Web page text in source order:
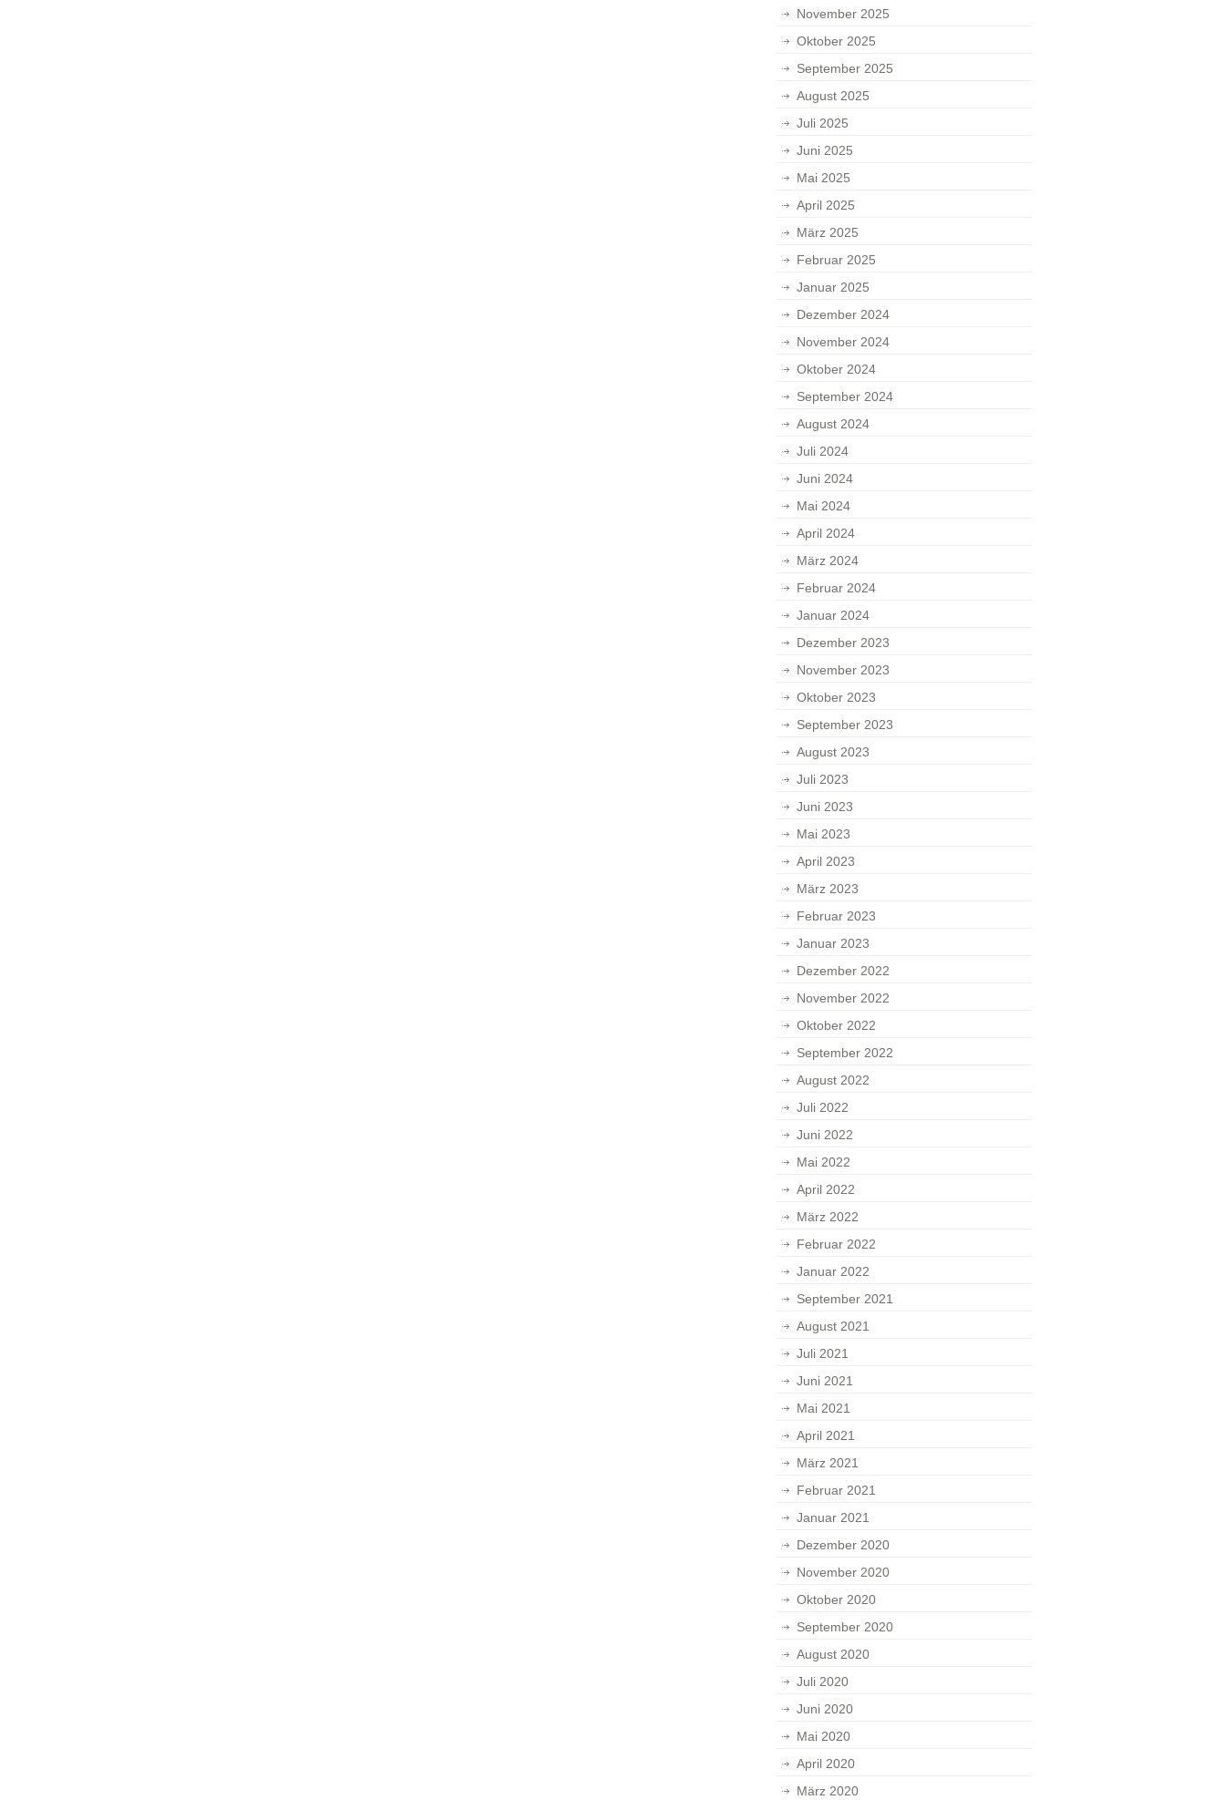
November 2025
Oktober 2025
September 2025
August 2025
Juli 2025
Juni 2025
Mai 2025
April 2025
März 2025
Februar 2025
Januar 2025
Dezember 2024
November 2024
Oktober 2024
September 2024
August 2024
Juli 2024
Juni 2024
Mai 2024
April 2024
März 2024
Februar 2024
Januar 2024
Dezember 2023
November 2023
Oktober 2023
September 2023
August 2023
Juli 2023
Juni 2023
Mai 2023
April 2023
März 2023
Februar 2023
Januar 2023
Dezember 2022
November 2022
Oktober 2022
September 2022
August 2022
Juli 2022
Juni 2022
Mai 2022
April 2022
März 2022
Februar 2022
Januar 2022
September 2021
August 2021
Juli 2021
Juni 2021
Mai 2021
April 2021
März 2021
Februar 2021
Januar 2021
Dezember 2020
November 2020
Oktober 2020
September 2020
August 2020
Juli 2020
Juni 2020
Mai 2020
April 2020
März 2020